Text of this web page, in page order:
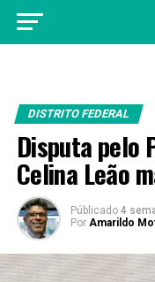
DISTRITO FEDERAL
Disputa pelo
Celina Leão
Públicado 4
Por Amarildo